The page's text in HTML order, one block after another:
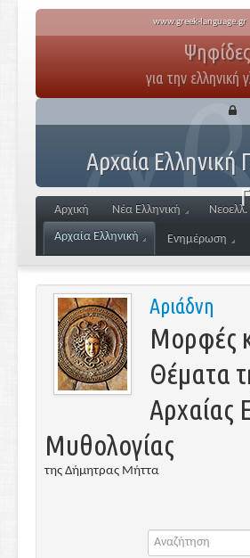
www.greek-language.gr
Ψηφίδες
για την ελληνική
Αρχαία Ελληνική
Αρχική Νέα Ελληνική
Νεοελλ.
Αρχαία Ελληνική
Ενημέρωση
Αριάδνη
Μορφές
Θέματα
Αρχαίας
Μυθολογίας
της Δήμητρας Μήττα